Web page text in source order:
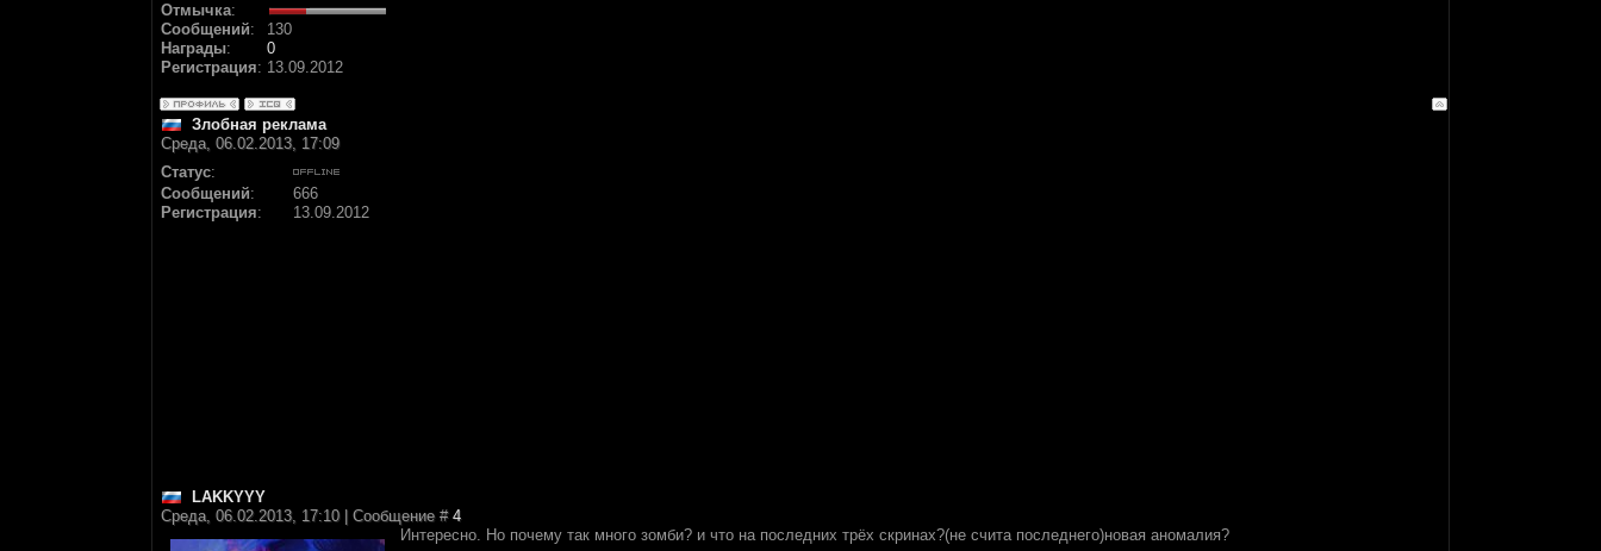
Отмычка:
Сообщений:
130
Награды:
0
Регистрация: 13.09.2012
Злобная реклама
Среда, 06.02.2013, 17:09
Статус:
Сообщений:
666
Регистрация: 13.09.2012
LAKKYYY
Среда, 06.02.2013, 17:10 | Сообщение # 4
Интересно. Но почему так много зомби? и что на последних трёх скринах?(не счита последнего)новая аномалия?